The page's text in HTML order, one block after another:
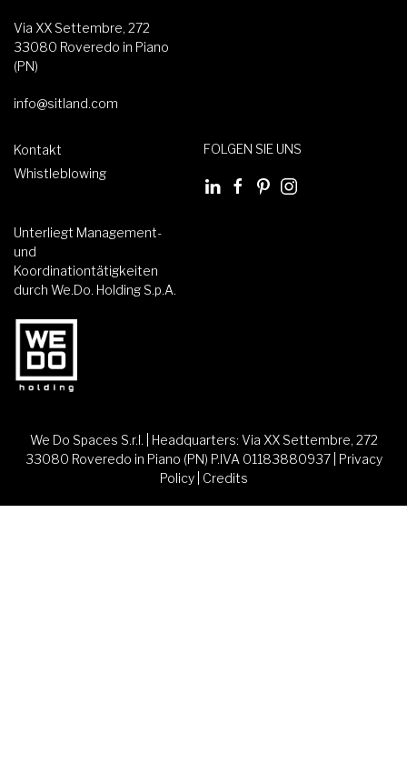
Via XX Settembre, 272
33080 Roveredo in Piano
(PN)
info@sitland.com
Kontakt
Whistleblowing
FOLGEN SIE UNS
Unterliegt Management-
und
Koordinationtätigkeiten
durch We.Do. Holding S.p.A.
We Do Spaces S.r.l. | Headquarters: Via XX Settembre, 272
33080 Roveredo in Piano (PN) P.IVA 01183880937 | Privacy
Policy| Credits